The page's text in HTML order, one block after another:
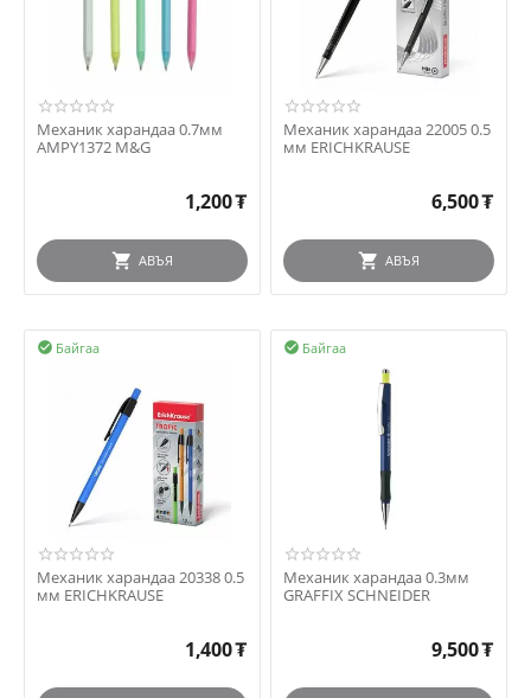
Механик харандаа 0.7мм
AMPY1372 M&G
1,200₮
АВЪЯ
Механик харандаа 22005 0.5
мм ERICHKRAUSE
6,500₮
АВЪЯ
Байгаа

Механик харандаа 20338 0.5
мм ERICHKRAUSE
1,400₮
Байгаа

Механик харандаа 0.3мм
GRAFFIX SCHNEIDER
9,500₮